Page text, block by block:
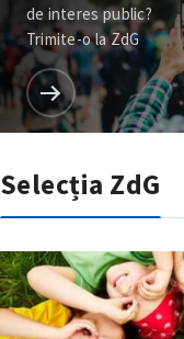
de interes public?
Trimite-o la ZdG
Selecția ZdG